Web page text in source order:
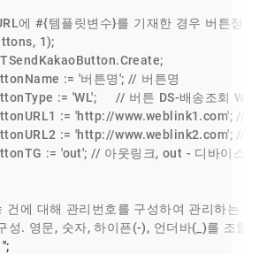
에 #{템플릿변수}를 기재한 경우 버튼정
1);
:= '버튼명'; // 버튼명
:= 'WL';     // 버튼 DS-배송조회
:= 'http://www.weblink1.com'; //
:= 'http://www.weblink2.com'; //
:= 'out'; // 아웃링크, out - 디바이스
건에 대해 관리번호를 구성하여 관리하는
성. 영문, 숫자, 하이픈(-), 언더바(_)를 조합
'';